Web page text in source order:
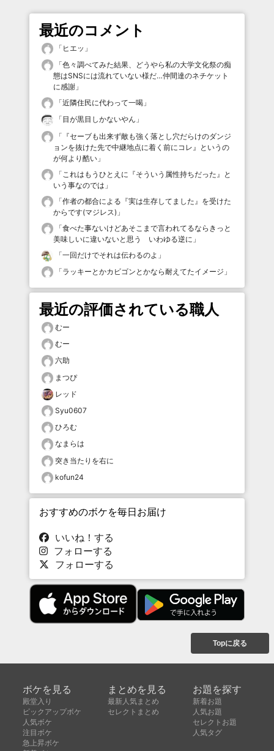
最近のコメント
「 ヒエッ 」
「色々調べてみた結果、どうやら私の大学文化祭の痴
態はSNSには流れていない様だ…仲間達のネチケット
に感謝 」
「近隣住民に代わって一喝 」
「目が黒目しかないやん 」
「 『セーブも出来ず敵も強く落とし穴だらけのダンジ
ョンを抜けた先で中継地点に着く前にコレ』というの
が何より酷い 」
「 これはもうひとえに『そういう属性持ちだった』と
いう事なのでは 」
「作者の都合による『実は生存してました』を受けた
からです(マジレス) 」
「食べた事ないけどあそこまで言われてるならきっと
美味しいに違いないと思う いわゆる逆に 」
「一回だけでそれは伝わるのよ 」
「ラッキーとかカビゴンとかなら耐えてたイメージ 」
最近の評価されている職人
むー
むー
六助
まつぴ
レッド
Syu0607
ひろむ
なまらは
突き当たりを右に
kofun24
おすすめのボケを毎日お届け
いいね！する
フォローする
フォローする
Topに戻る
ボケを見る
殿堂入り
ピックアップボケ
人気ボケ
注目ボケ
急上昇ボケ
まとめを見る
最新人気まとめ
セレクトまとめ
お題を探す
新着お題
人気お題
セレクトお題
人気タグ